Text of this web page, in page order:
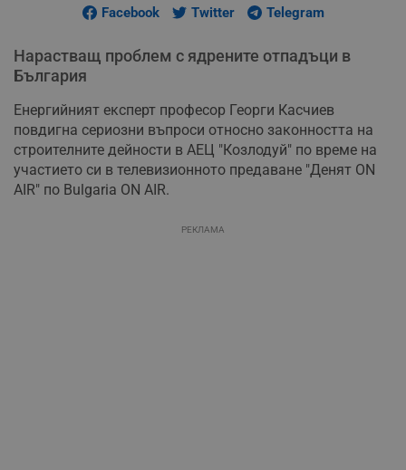
Facebook Twitter Telegram
Нарастващ проблем с ядрените отпадъци в
България
Енергийният експерт професор Георги Касчиев
повдигна сериозни въпроси относно законността на
строителните дейности в АЕЦ "Козлодуй" по време на
участието си в телевизионното предаване "Денят ON
AIR" по Bulgaria ON AIR.
РЕКЛАМА